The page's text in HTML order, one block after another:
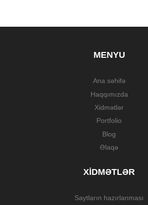
MENYU
Ana səhifə
Haqqımızda
Xidmətlər
Portfolio
Blog
Əlaqə
XIDMƏTLƏR
Saytların hazırlanması